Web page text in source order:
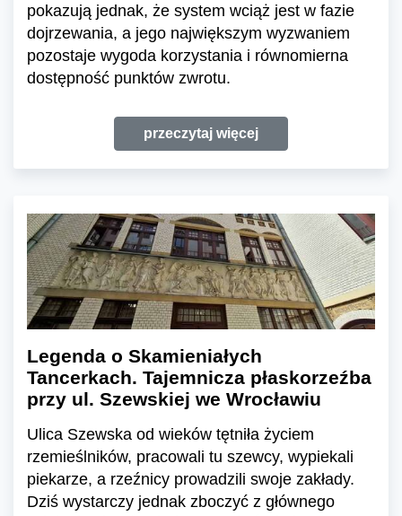
pokazują jednak, że system wciąż jest w fazie
dojrzewania, a jego największym wyzwaniem
pozostaje wygoda korzystania i równomierna
dostępność punktów zwrotu.
przeczytaj więcej
Legenda o Skamieniałych
Tancerkach. Tajemnicza płaskorzeźba
przy ul. Szewskiej we Wrocławiu
Ulica Szewska od wieków tętniła życiem
rzemieślników, pracowali tu szewcy, wypiekali
piekarze, a rzeźnicy prowadzili swoje zakłady.
Dziś wystarczy jednak zboczyć z głównego